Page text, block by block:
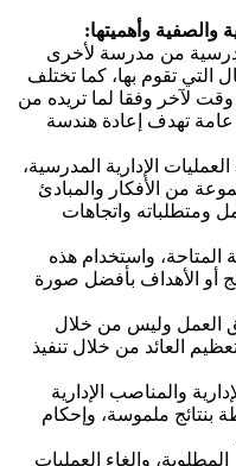
من مدرسة لأخرى
تقوم بها، كما تختلف
لآخر وفقا لما تريده من
عامة تهدف إعادة هندسة
الإدارية المدرسية،
من الأفكار والمبادئ
ومتطلباته واتجاهات
المتاحة، واستخدام هذه
أو الأهداف بأفضل صورة
العمل وليس من خلال
العائد من خلال تنفيذ
والمناصب الإدارية
بنتائج ملموسة، وإحكام
وإلغاء العمليات